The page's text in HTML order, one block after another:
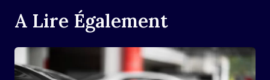
A Lire Également